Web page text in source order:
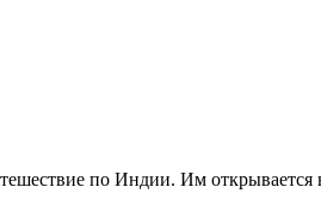
по Индии. Им открывается